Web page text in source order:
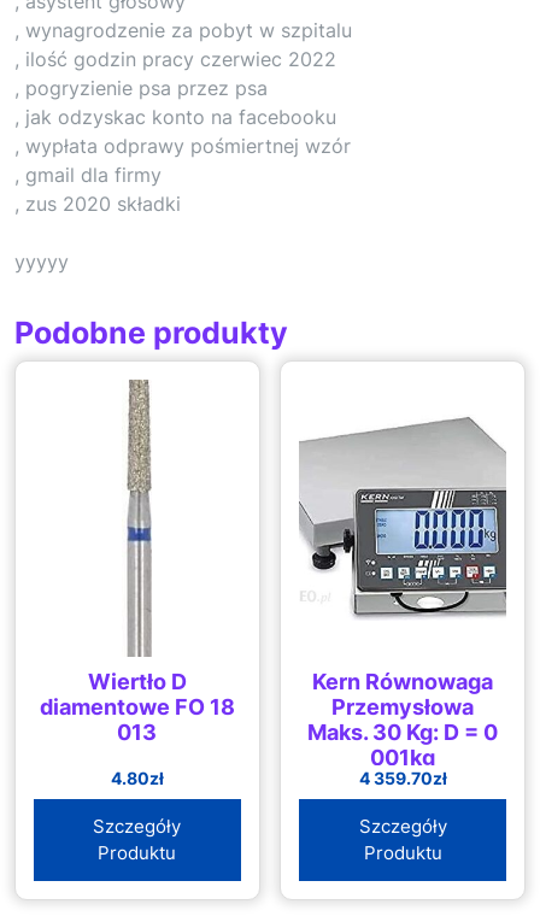
, wynagrodzenie za pobyt w szpitalu
, ilość godzin pracy czerwiec 2022
, pogryzienie psa przez psa
, jak odzyskac konto na facebooku
, wypłata odprawy pośmiertnej wzór
, gmail dla firmy
, zus 2020 składki
yyyyy
Podobne produkty
Wiertło D
diamentowe FO 18
013
4.80zł
Szczegóły
Produktu
Kern Równowaga
Przemysłowa
Maks. 30 Kg: D = 0
001kg
4 359.70zł
Szczegóły
Produktu